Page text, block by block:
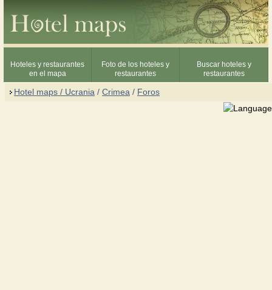
Hoteles y restaurantes
en el mapa
Foto de los hoteles y
restaurantes
Buscar hoteles y
restaurantes
Hotel maps / Ucrania / Crimea / Foros